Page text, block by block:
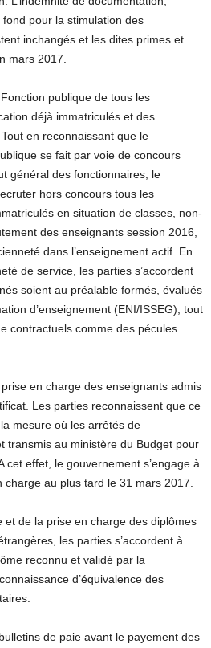
fond pour la stimulation des
inchangés et les dites primes et
mars 2017.
publique de tous les
déjà immatriculés et des
en reconnaissant que le
se fait par voie de concours
général des fonctionnaires, le
hors concours tous les
en situation de classes, non-
des enseignants session 2016,
dans l’enseignement actif. En
de service, les parties s’accordent
soient au préalable formés, évalués
d’enseignement (ENI/ISSEG), tout
contractuels comme des pécules
en charge des enseignants admis
Les parties reconnaissent que ce
mesure où les arrêtés de
transmis au ministère du Budget pour
cet effet, le gouvernement s’engage à
au plus tard le 31 mars 2017.
de la prise en charge des diplômes
les parties s’accordent à
reconnu et validé par la
d’équivalence des
de paie avant le payement des